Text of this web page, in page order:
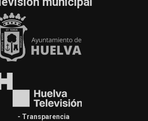
- Transparencia